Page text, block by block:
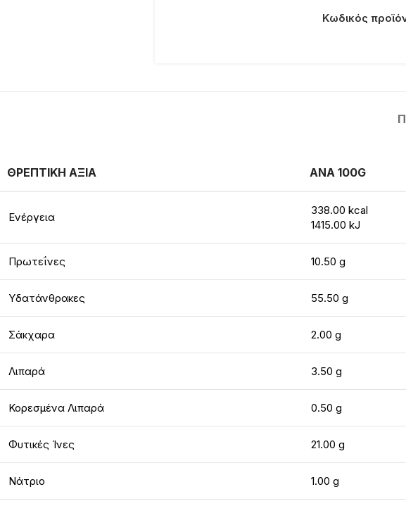
Κωδικός
ΘΡΕΠΤΙΚΗ ΑΞΙΑ ΑΝΑ 100G
Ενέργεια
338.00 kcal
1415.00 kJ
Πρωτεΐνες 10.50 g
Υδατάνθρακες 55.50 g
Σάκχαρα 2.00 g
Λιπαρά 3.50 g
Κορεσμένα Λιπαρά 0.50 g
Φυτικές Ίνες 21.00 g
Νάτριο 1.00 g